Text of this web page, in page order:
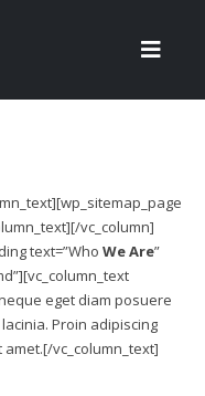
vc_column]
text=”Who We Are”
eget diam posuere
Proin adipiscing
vc_column_text]